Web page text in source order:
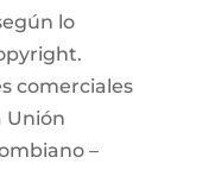
lo
comerciales
Unión
–